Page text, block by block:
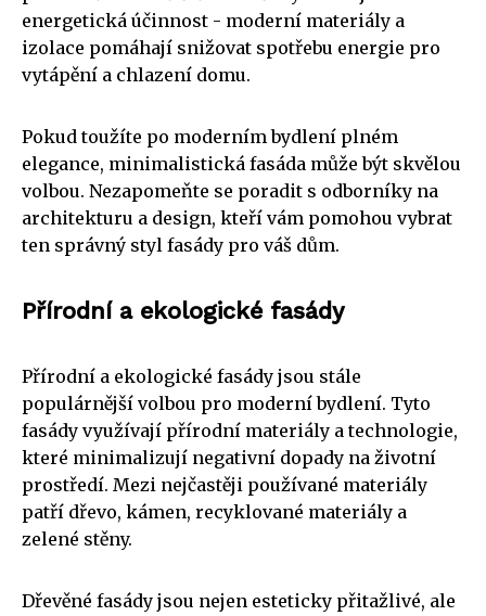
energetická účinnost - moderní materiály a
izolace pomáhají snižovat spotřebu energie pro
vytápění a chlazení domu.
Pokud toužíte po moderním bydlení plném
elegance, minimalistická fasáda může být skvělou
volbou. Nezapomeňte se poradit s odborníky na
architekturu a design, kteří vám pomohou vybrat
ten správný styl fasády pro váš dům.
Přírodní a ekologické fasády
Přírodní a ekologické fasády jsou stále
populárnější volbou pro moderní bydlení. Tyto
fasády využívají přírodní materiály a technologie,
které minimalizují negativní dopady na životní
prostředí. Mezi nejčastěji používané materiály
patří dřevo, kámen, recyklované materiály a
zelené stěny.
Dřevěné fasády jsou nejen esteticky přitažlivé, ale